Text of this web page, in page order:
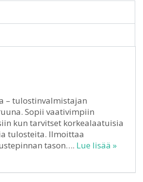
– tulostinvalmistajan
Sopii vaativimpiin
kun tarvitset korkealaatuisia
tulosteita. Ilmoittaa
tason…. Lue lisää »